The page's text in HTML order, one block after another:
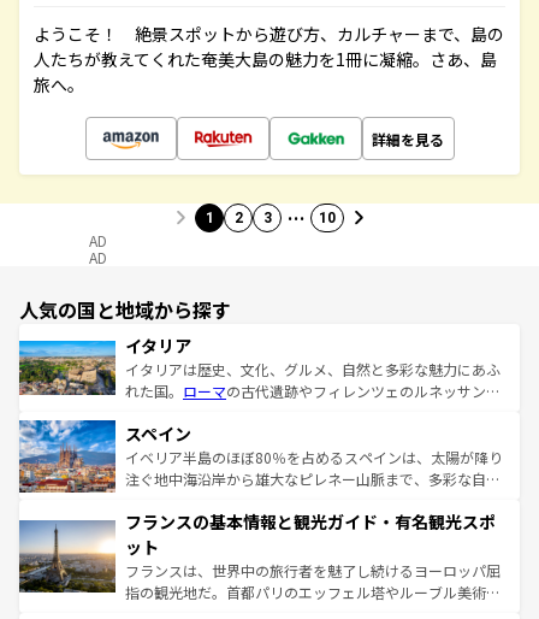
ようこそ！ 絶景スポットから遊び方、カルチャーまで、島の
人たちが教えてくれた奄美大島の魅力を1冊に凝縮。さあ、島
旅へ。
詳細を見る
1 2 3 … 10
AD
AD
人気の国と地域から探す
イタリア
イタリアは歴史、文化、グルメ、自然と多彩な魅力にあふ
れた国。 ローマの古代遺跡やフィレンツェのルネッサンス
ろん、トスカーナの美しい田園風景やアマルフィ海岸の絶
景など、自然景観も見逃せない。観光の合間には、本場の
ピザやパスタなど、絶品のイタリア料理を堪能することも
ませてくれるイタリアで、忘れられない旅をしてみよう！
なお、新着のイタリア情報は
しい。
スペイン
イベリア半島のほぼ80％を占めるスペインは、太陽が降り
注ぐ地中海沿岸から雄大なピレネー山脈まで、多彩な自然
文化が根付くこの国では、情熱的なフラメンコ、熱気あふ
れる闘牛、そして美味しいタパスが生活の一部となってい
る。首都マドリードの洗練された雰囲気や、バルセロナの
アートに溢れた街角から、地方では古代ローマ遺跡や中世
フランスの基本情報と観光ガイド・有名観光スポ
ット
フランスは、世界中の旅行者を魅了し続けるヨーロッパ屈
指の観光地だ。首都パリのエッフェル塔やルーブル美術館